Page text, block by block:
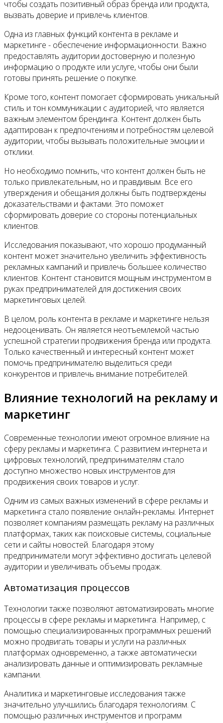
чтобы создать позитивный образ бренда или продукта,
вызвать доверие и привлечь клиентов.
Одна из главных функций контента в рекламе и
маркетинге - обеспечение информационности. Важно
предоставлять аудитории достоверную и полезную
информацию о продукте или услуге, чтобы они были
готовы принять решение о покупке.
Кроме того, контент помогает сформировать уникальный
стиль и тон коммуникации с аудиторией, что является
важным элементом брендинга. Контент должен быть
адаптирован к предпочтениям и потребностям целевой
аудитории, чтобы вызывать положительные эмоции и
отклики.
Но необходимо помнить, что контент должен быть не
только привлекательным, но и правдивым. Все его
утверждения и обещания должны быть подтверждены
доказательствами и фактами. Это поможет
сформировать доверие со стороны потенциальных
клиентов.
Исследования показывают, что хорошо продуманный
контент может значительно увеличить эффективность
рекламных кампаний и привлечь большее количество
клиентов. Контент становится мощным инструментом в
руках предпринимателей для достижения своих
маркетинговых целей.
В целом, роль контента в рекламе и маркетинге нельзя
недооценивать. Он является неотъемлемой частью
успешной стратегии продвижения бренда или продукта.
Только качественный и интересный контент может
помочь предпринимателю выделиться среди
конкурентов и привлечь внимание потребителей.
Влияние технологий на рекламу и
маркетинг
Современные технологии имеют огромное влияние на
сферу рекламы и маркетинга. С развитием интернета и
цифровых технологий, предпринимателям стало
доступно множество новых инструментов для
продвижения своих товаров и услуг.
Одним из самых важных изменений в сфере рекламы и
маркетинга стало появление онлайн-рекламы. Интернет
позволяет компаниям размещать рекламу на различных
платформах, таких как поисковые системы, социальные
сети и сайты новостей. Благодаря этому
предприниматели могут эффективно достигать целевой
аудитории и увеличивать объемы продаж.
Автоматизация процессов
Технологии также позволяют автоматизировать многие
процессы в сфере рекламы и маркетинга. Например, с
помощью специализированных программных решений
можно продвигать товары и услуги на различных
платформах одновременно, а также автоматически
анализировать данные и оптимизировать рекламные
кампании.
Аналитика и маркетинговые исследования также
значительно улучшились благодаря технологиям. С
помощью различных инструментов и программ